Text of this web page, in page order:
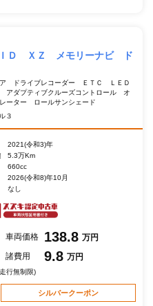
ＩＤ ＸＺ メモリーナビ ド
ドライブレコーダー ＥＴＣ ＬＥＤ
ダプティブクルーズコントロール オ
ーター ロールサンシェード
３
2021(令和3)年
5.3万Km
660cc
2026(令和8)年10月
なし
車両価格 138.8 万円
諸費用
9.8 万円
行無制限)
シルバークーポン